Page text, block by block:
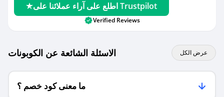
اطلع على آراء عملائنا على Trustpilot
Verified Reviews
الاسئلة الشائعة عن الكوبونات عرض الكل
ما معنى كود خصم ؟